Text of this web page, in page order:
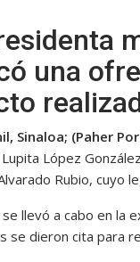
una
Sinaloa; (Paher
López
Rubio, cuyo
llevó a cabo en la
se dieron cita para